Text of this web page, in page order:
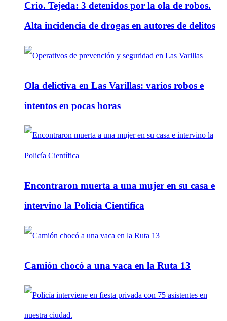
Crio. Tejeda: 3 detenidos por la ola de robos.
Alta incidencia de drogas en autores de delitos
Ola delictiva en Las Varillas: varios robos e
intentos en pocas horas
Encontraron muerta a una mujer en su casa e
intervino la Policía Científica
Camión chocó a una vaca en la Ruta 13